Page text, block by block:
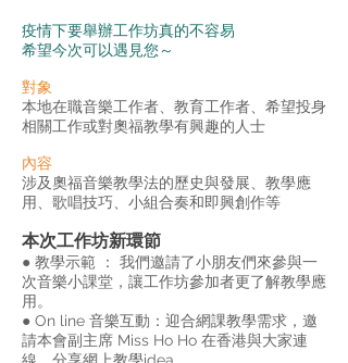
疫情下要舉辦工作坊真的不容易
希望今次可以遇見您～
對象
本地在職音樂工作者、教育工作者、希望投身
相關工作或對奧福教學有興趣的人士
內容
涉及奧福音樂教學法的歷史與發展、教學應
用、歌唱技巧、小組合奏和即興創作等
本次工作坊新環節
● 教學示範 ： 我們邀請了小朋友們來參與一
次音樂小課堂，讓工作坊參加者更了解教學應
用。
● On line 音樂互動：迎合網課教學需求，邀
請本會副主席 Miss Ho Ho 在香港與大家連